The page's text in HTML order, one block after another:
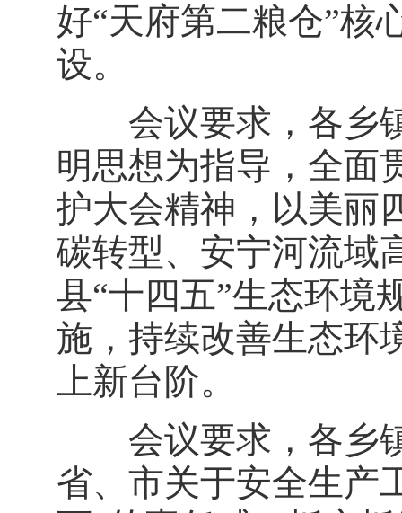
好“天府第二粮仓”核
设。
会议要求，各乡镇
明思想为指导，全面
护大会精神，以美丽
碳转型、安宁河流域
县“十四五”生态环境
施，持续改善生态环
上新台阶。
会议要求，各乡镇
省、市关于安全生产